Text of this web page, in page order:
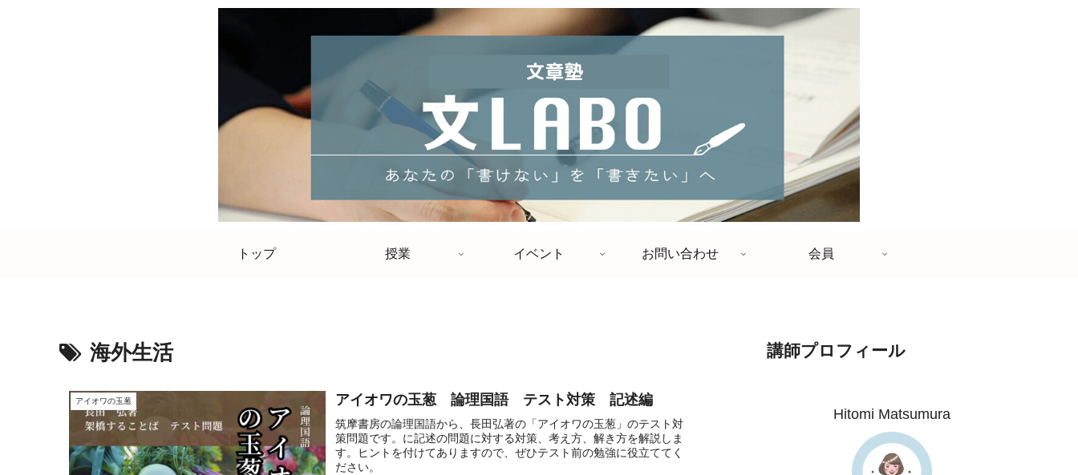
トップ 授業 イベント お問い合わせ 会員
海外生活
アイオワの玉葱 アイオワの玉葱 論理国語 テスト対策 記述編
筑摩書房の論理国語から、長田弘著の「アイオワの玉葱」のテスト対
策問題です。に記述の問題に対する対策、考え方、解き方を解説しま
す。ヒントを付けてありますので、ぜひテスト前の勉強に役立ててく
ださい。
講師プロフィール
Hitomi Matsumura